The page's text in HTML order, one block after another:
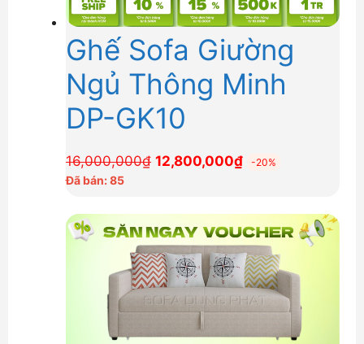
Ghế Sofa Giường
Ngủ Thông Minh
DP-GK10
16,000,000₫ Giá
12,800,000₫Giá
12,800,000₫.
-20%
Đã bán: 85